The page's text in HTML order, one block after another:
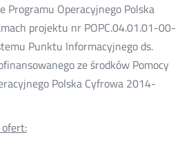
Programu Operacyjnego Polska
projektu nr POPC.04.01.01-00-
Punktu Informacyjnego ds.
ze środków Pomocy
Polska Cyfrowa 2014-